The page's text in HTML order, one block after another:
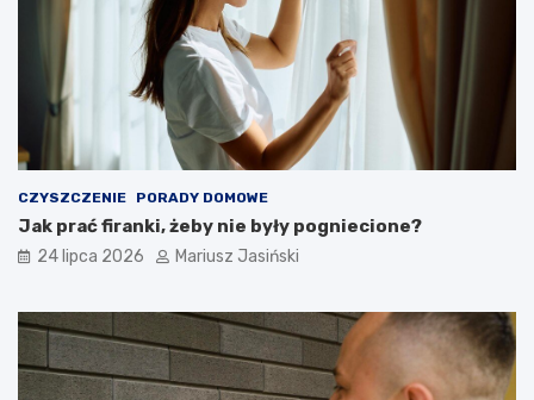
CZYSZCZENIE PORADY DOMOWE
Jak prać firanki, żeby nie były pogniecione?
24 lipca 2026 Mariusz Jasiński